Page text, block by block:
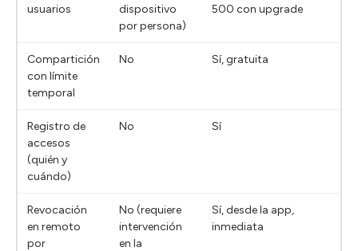
usuarios
dispositivo
por persona)
500 con upgrade
Compartición
con límite
temporal
No Sí, gratuita
Registro de
accesos
(quién y
cuándo)
No Sí
Revocación
en remoto
por
No (requiere
intervención
en la
Sí, desde la app,
inmediata